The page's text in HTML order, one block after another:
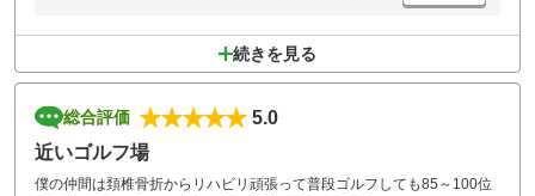
続きを見る
総合評価
5.0
近いゴルフ場
僕の仲間は頚椎骨折からリハビリ頑張って普段ゴルフしても85～100位